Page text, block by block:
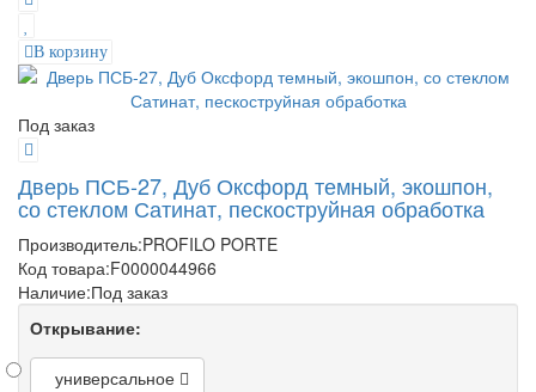
В корзину
Под заказ
Дверь ПСБ-27, Дуб Оксфорд темный, экошпон,
со стеклом Сатинат, пескоструйная обработка
Производитель:PROFILO PORTE
Код товара:F0000044966
Наличие:Под заказ
Открывание:
универсальное